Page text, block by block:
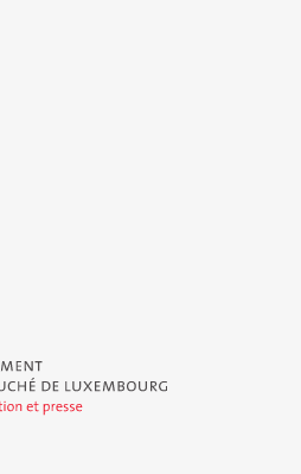
Duché de Luxembourg - Service